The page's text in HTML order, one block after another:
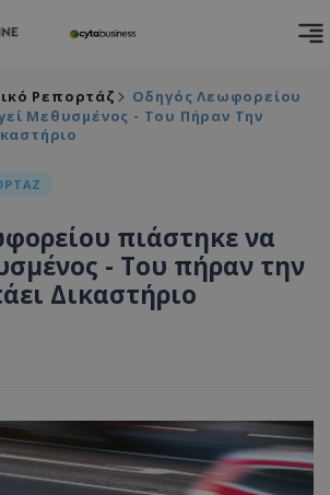
Ρεπορτάζ
Οδηγός Λεωφορείου
Μεθυσμένος - Του Πήραν Την
πιάστηκε να
- Του πήραν την
Δικαστήριο